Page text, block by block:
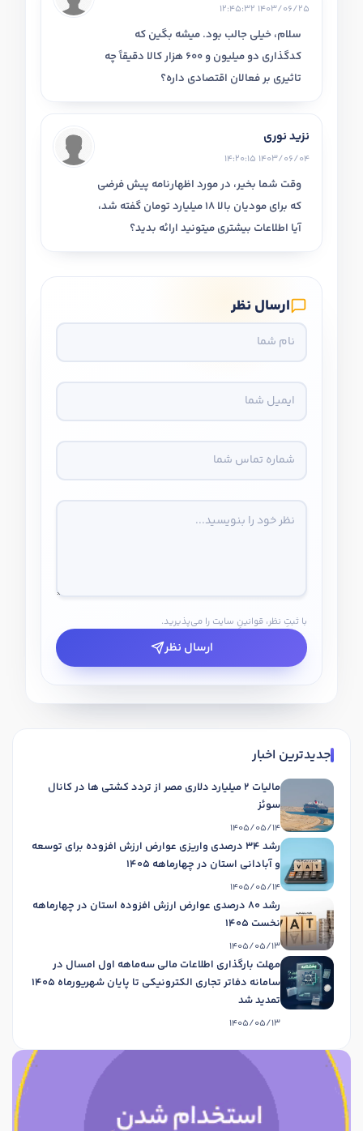
1403/06/25 12:45:32
سلام، خیلی جالب بود. میشه بگین که
کدگذاری دو میلیون و 600 هزار کالا دقیقاً چه
تاثیری بر فعالان اقتصادی داره؟
نزید نوری
1403/06/04 14:20:15
وقت شما بخیر، در مورد اظهارنامه پیش فرضی
که برای مودیان بالا 18 میلیارد تومان گفته شد،
آیا اطلاعات بیشتری میتونید ارائه بدید؟
ارسال نظر
با ثبتِ نظر، قوانینِ سایت را می‌پذیرید.
ارسال نظر
جدیدترین اخبار
مالیات 2 میلیارد دلاری مصر از تردد کشتی ها در کانال
سوئز
1405/05/14
رشد 34 درصدی واریزی عوارض ارزش افزوده برای توسعه
و آبادانی استان در چهارماهه 1405
1405/05/14
رشد 80 درصدی عوارض ارزش افزوده استان در چهارماهه
نخست 1405
1405/05/13
مهلت بارگذاری اطلاعات مالی سه‌ماهه اول امسال در
سامانه دفاتر تجاری الکترونیکی تا پایان شهریورماه 1405
تمدید شد
1405/05/13